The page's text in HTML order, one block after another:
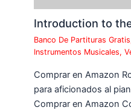
Introduction to
Banco De Partituras Gratis
Instrumentos Musicales,
Comprar en Amazon
para aficionados al
Comprar en Amazon